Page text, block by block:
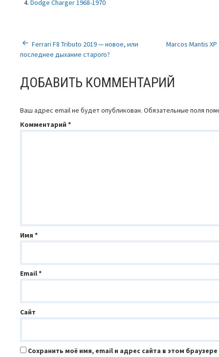
Dodge Charger 1968-1970
НАВИГАЦИЯ
ЗАПИСЯМ
Ferrari F8 Tributo 2019 — новое, или
последнее дыхание старого?
Marcos Mantis
ДОБАВИТЬ КОММЕНТАРИЙ
Ваш адрес email не будет опубликован. Обязательные поля
Комментарий*
Имя*
Email*
Сайт
Сохранить моё имя, email и адрес сайта в этом